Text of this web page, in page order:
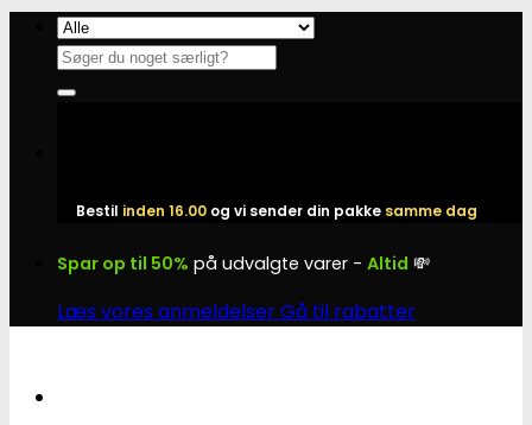
Fortsæt
indhold
Søg
efter:
Bestil inden 16.00 og vi sender din pakke samme dag
Spar op til 50% på udvalgte varer - Altid 💸
Læs vores anmeldelserGå til rabatter